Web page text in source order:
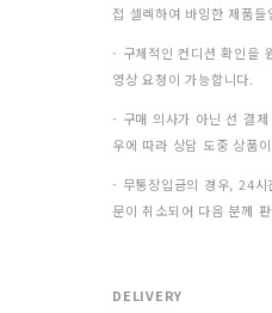
접 셀렉하여 바잉한 제품들
- 구체적인 컨디션 확인을
영상 요청이 가능합니다.
- 구매 의사가 아닌 선 결
우에 따라 상담 도중 상품
- 무통장입금의 경우, 24
문이 취소되어 다음 분께
DELIVERY